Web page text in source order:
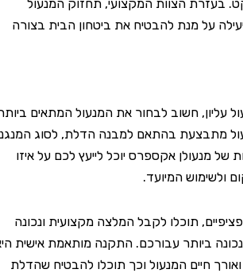
הצוות המקצועי, תחזוק המנעול
מנת להבטיח את ביטחון הבית בצורה
חשוב לבחור את המנעול המתאים ביותר
בהתאם למבנה הדלת, לסוג המנגנון
אקספרס יוכל לייעץ לכם על איזו
המיועד.
תוכלו לקבל המלצה מקצועית ונכונה
עבורכם. התקנה מותאמת אישית היא
חיים המנעול וכך תוכלו להבטיח שהדלת